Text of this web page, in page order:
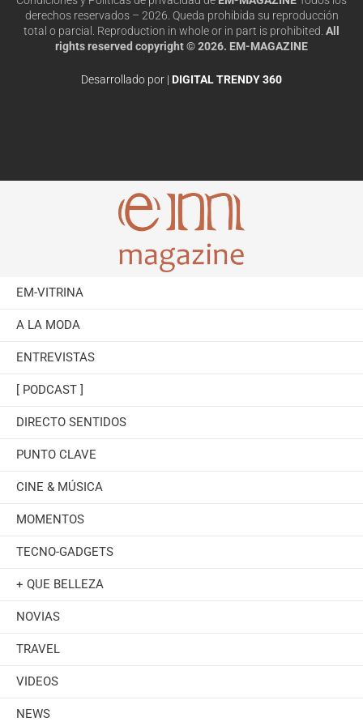
derechos reservados – 2026. Queda prohibida su reproducción
total o parcial. Reproduction in whole or in part is prohibited. All
rights reserved copyright © 2026. EM-MAGAZINE
Desarrollado por | DIGITAL TRENDY 360
EM-VITRINA
A LA MODA
ENTREVISTAS
[ PODCAST ]
DIRECTO SENTIDOS
PUNTO CLAVE
CINE & MÚSICA
MOMENTOS
TECNO-GADGETS
+ QUE BELLEZA
NOVIAS
TRAVEL
VIDEOS
NEWS